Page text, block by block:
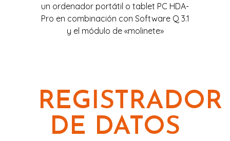
un ordenador portátil o tablet PC HDA-
Pro en combinación con Software Q 3.1
y el módulo de «molinete»
REGISTRADOR
DE DATOS